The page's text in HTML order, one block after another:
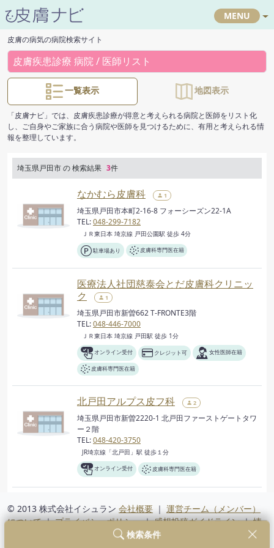
MENU
検索条件
皮膚の病気の病院検索サイト
皮膚疾患診療 病院 / 医師リスト
一覧表示 地図表示
「皮膚ナビ」では、皮膚疾患診療が得意と考えられる病院と医師をリスト化
し、ご自身やご家族に合う病院や医師を見つけるために、有用と考えられる情
報を整理しています。
埼玉県戸田市 の 検索結果 3件
なかむら皮膚科 1
埼玉県戸田市本町2-16-8 フォーシーズン22-1A
TEL:048-299-7182
ＪＲ東日本 埼京線 戸田公園駅 徒歩 4分
駐車場あり 皮膚科専門医在籍
医療法人社団慈泰会とだ皮膚科クリニッ
ク
1
埼玉県戸田市新曽662 T-FRONTE3階
TEL:048-446-7000
ＪＲ東日本 埼京線 戸田駅 徒歩 1分
オンライン受付 クレジット可 女性医師在籍
皮膚科専門医在籍
北戸田アルプス皮フ科 2
埼玉県戸田市新曽2220-1 北戸田ファーストゲートタワ
ー２階
TEL:048-420-3750
JR埼京線「北戸田」駅 徒歩１分
オンライン受付 皮膚科専門医在籍
© 2013 株式会社イシュラン 会社概要 ｜ 運営チーム（メンバー）
について｜プライバシーポリシー｜感想投稿ガイドライン｜情
利用規約｜よくあるご質問（FAQ） ｜ご